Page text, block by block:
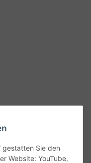
gestatten Sie den
Website: YouTube,